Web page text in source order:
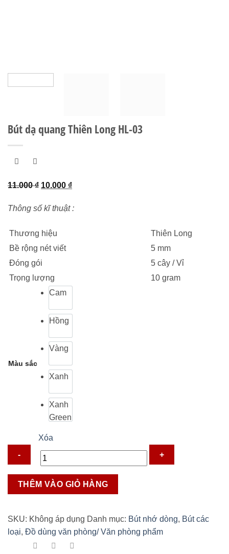
Bút dạ quang Thiên Long HL-03
11.000₫ Giá
là:
10.000 ₫Giá
tại
Thông số kĩ thuật :
Thương hiệu
Thiên Long
Bề rộng nét viết
5 mm
Đóng gói
5 cây / Vỉ
Trọng lượng
10 gram
Màu sắc
Cam
Hồng
Vàng
Xanh
Xanh
Green
Xóa
Bút
Thiên
HL-
THÊM VÀO GIỎ HÀNG
SKU: Không áp dụng Danh mục: Bút nhớ dòng, Bút các
loại, Đồ dùng văn phòng/ Văn phòng phẩm